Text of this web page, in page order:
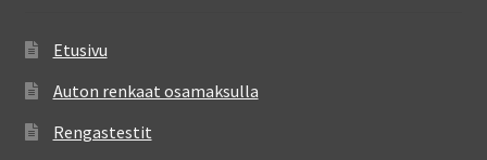
Etusivu
Auton renkaat osamaksulla
Rengastestit